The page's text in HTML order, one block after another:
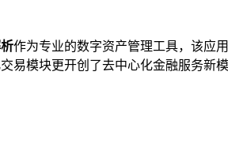
作为专业的数字资产管理工具，该应
易模块更开创了去中心化金融服务新模